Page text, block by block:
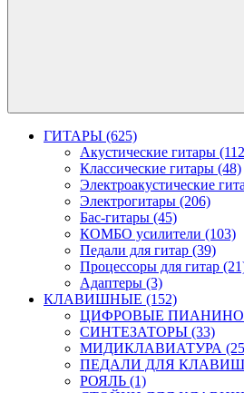
ГИТАРЫ (625)
Акустические гитары
Классические гитары (48)
Электроакустические
Электрогитары (206)
Бас-гитары (45)
КОМБО усилители (103)
Педали для гитар (39)
Процессоры для гитар
Адаптеры (3)
КЛАВИШНЫЕ (152)
ЦИФРОВЫЕ ПИАНИНО
СИНТЕЗАТОРЫ (33)
МИДИКЛАВИАТУРА
ПЕДАЛИ ДЛЯ
РОЯЛЬ (1)